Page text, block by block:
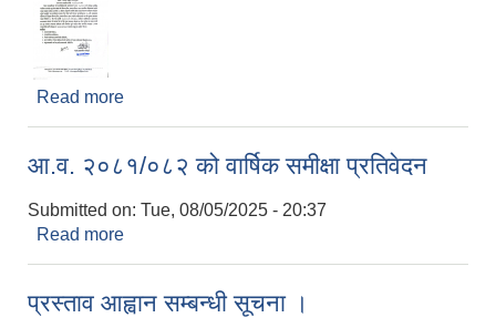
Read more
आ.व. २०८१/०८२ को वार्षिक समीक्षा प्रतिवेदन
Submitted on: Tue, 08/05/2025 - 20:37
Read more
प्रस्ताव आह्वान सम्बन्धी सूचना ।